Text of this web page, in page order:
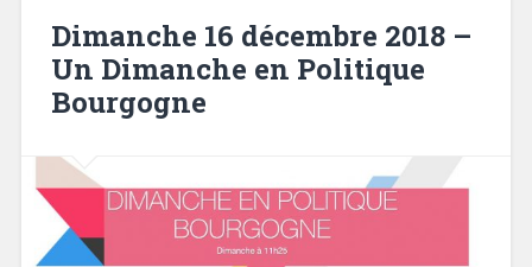
Dimanche 16 décembre 2018 –
Un Dimanche en Politique
Bourgogne